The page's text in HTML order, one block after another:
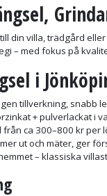
till din villa, trädgård
– med fokus på
i
tillverkning, snabb
+ pulverlackat i
ca 300–800 kr per
ut och mäter, ger
– klassiska